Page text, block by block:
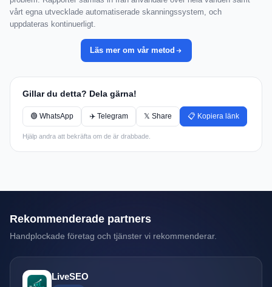
vårt egna utvecklade automatiserade skanningssystem, och
uppdateras kontinuerligt.
Läs mer om vår metod
Gillar du detta? Dela gärna!
🟢 WhatsApp ✈️ Telegram 𝕏 Share 📋 Kopiera länk
Hjälp andra att bekräfta om de är drabbade.
Rekommenderade partners
Handplockade företag och tjänster vi rekommenderar.
LiveSEO